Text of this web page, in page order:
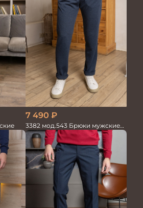
7 490 ₽
3382 мод.543 Брюки мужские
син.меланж трикотаж